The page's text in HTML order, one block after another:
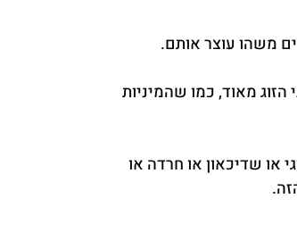
משהו עוצר אותם.
מאוד, כמו שהמיניות
או שדיכאון או חרדה או